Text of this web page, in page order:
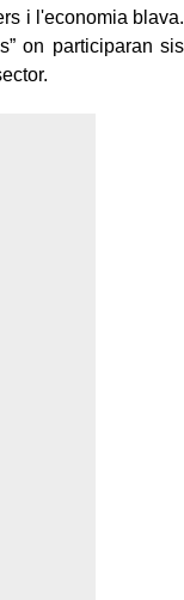
i l'economia blava.
on participaran sis